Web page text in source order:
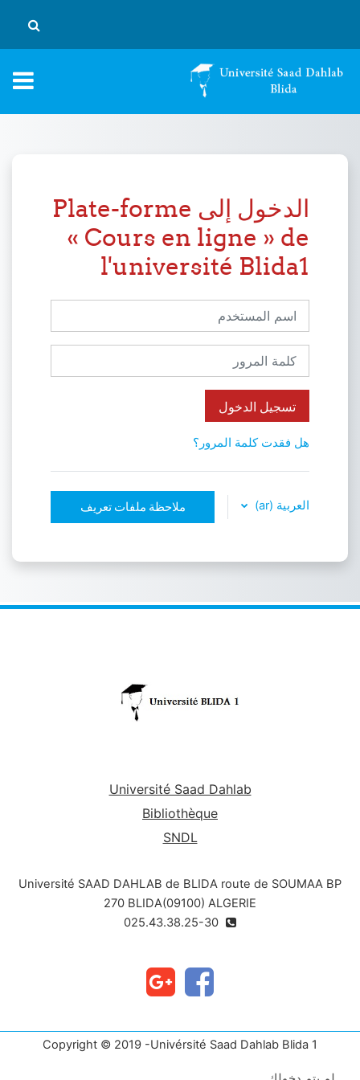
تبديل
الدخول إلى Plate-forme
« Cours en ligne » de
l'université Blida1
اسم المستخدم
كلمة المرور
تسجيل الدخول
هل فقدت كلمة المرور؟
العربية ‎(ar)‎ ملاحظة ملفات تعريف
Université Saad Dahlab
Bibliothèque
SNDL
Université SAAD DAHLAB de BLIDA route de SOUMAA BP
270 BLIDA(09100) ALGERIE
Copyright © 2019 -Univérsité Saad Dahlab Blida 1